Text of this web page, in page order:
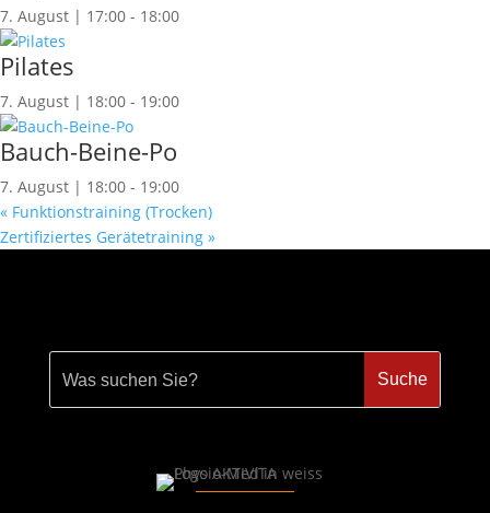
7. August | 17:00 - 18:00
Pilates
7. August | 18:00 - 19:00
Bauch-Beine-Po
7. August | 18:00 - 19:00
« Funktionstraining (Trocken)
Zertifiziertes Gerätetraining »